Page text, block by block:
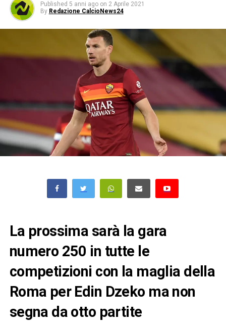
Published 5 anni ago on 2 Aprile 2021
By Redazione CalcioNews24
La prossima sarà la gara
numero 250 in tutte le
competizioni con la maglia della
Roma per Edin Dzeko ma non
segna da otto partite